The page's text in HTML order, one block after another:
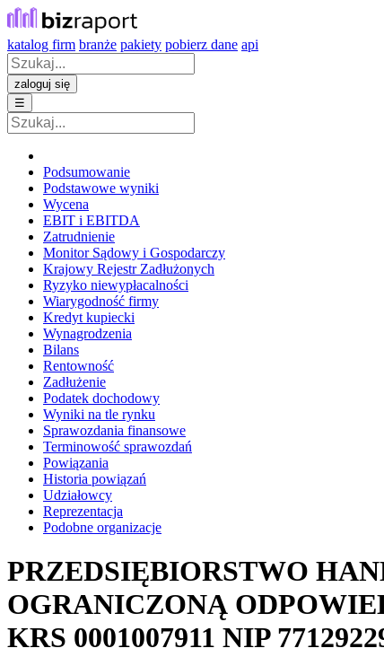
katalog firm branże pakiety pobierz dane api
zaloguj się
☰
Podsumowanie
Podstawowe wyniki
Wycena
EBIT i EBITDA
Zatrudnienie
Monitor Sądowy i Gospodarczy
Krajowy Rejestr Zadłużonych
Ryzyko niewypłacalności
Wiarygodność firmy
Kredyt kupiecki
Wynagrodzenia
Bilans
Rentowność
Zadłużenie
Podatek dochodowy
Wyniki na tle rynku
Sprawozdania finansowe
Terminowość sprawozdań
Powiązania
Historia powiązań
Udziałowcy
Reprezentacja
Podobne organizacje
PRZEDSIĘBIORSTWO
OGRANICZONĄ
KRS 0001007911 NIP